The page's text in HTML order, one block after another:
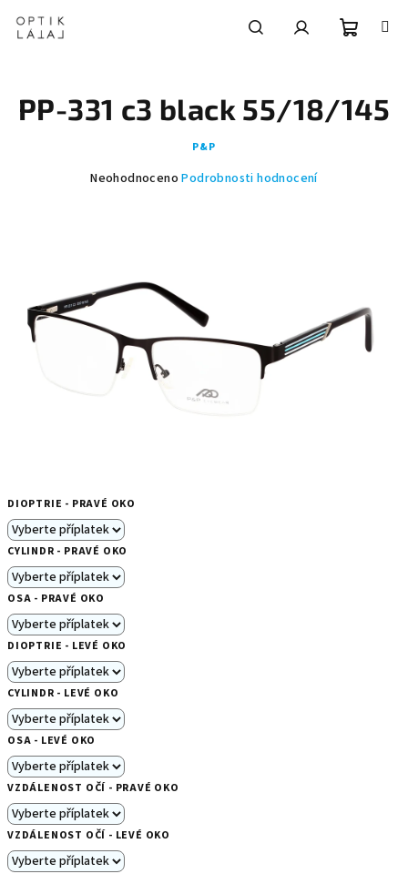
obsah
košík
DIOPTRIE - PRAVÉ OKO
CYLINDR - PRAVÉ OKO
OSA - PRAVÉ OKO
DIOPTRIE - LEVÉ OKO
CYLINDR - LEVÉ OKO
OSA - LEVÉ OKO
VZDÁLENOST OČÍ - PRAVÉ OKO
VZDÁLENOST OČÍ - LEVÉ OKO
PP-331 c3 black 55/18/145
P&P
Průměrné
5
hvězdiček.
Neohodnoceno Podrobnosti hodnocení